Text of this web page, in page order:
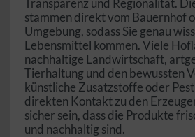
stammen direkt vom Bauernhof
Umgebung, sodass Sie genau
Lebensmittel kommen. Viele
nachhaltige Landwirtschaft,
Tierhaltung und den bewussten
künstliche Zusatzstoffe oder
direkten Kontakt zu den
sicher sein, dass die Produkte
und nachhaltig sind.